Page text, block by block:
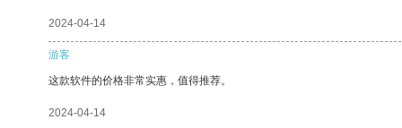
2024-04-14
游客
这款软件的价格非常实惠，值得推荐。
2024-04-14